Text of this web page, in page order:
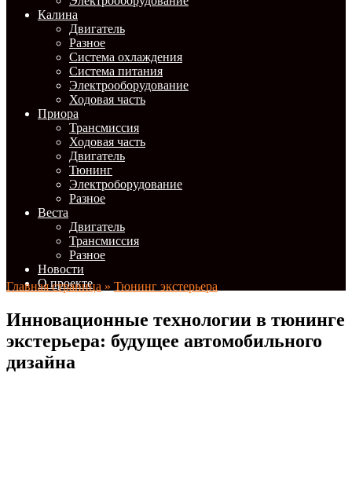
Калина
Двигатель
Разное
Система охлаждения
Система питания
Электрооборудование
Ходовая часть
Приора
Трансмиссия
Ходовая часть
Двигатель
Тюнинг
Электроборудование
Разное
Веста
Двигатель
Трансмиссия
Разное
Новости
О проекте
Главная страница » Тюнинг экстерьера
Инновационные технологии в тюнинге
экстерьера: будущее автомобильного
дизайна